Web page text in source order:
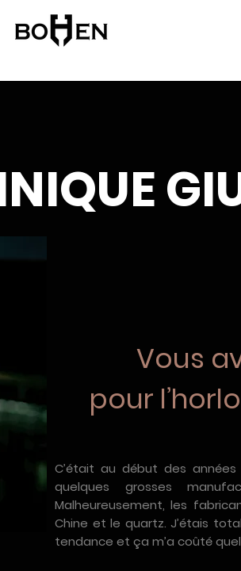
Vous
pour
C’était au début des années
quelques grosses
Malheureusement, les
Chine et le quartz. J’étais
tendance et ça m’a coûté